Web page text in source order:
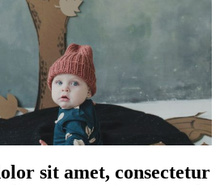
sit amet, consectetur